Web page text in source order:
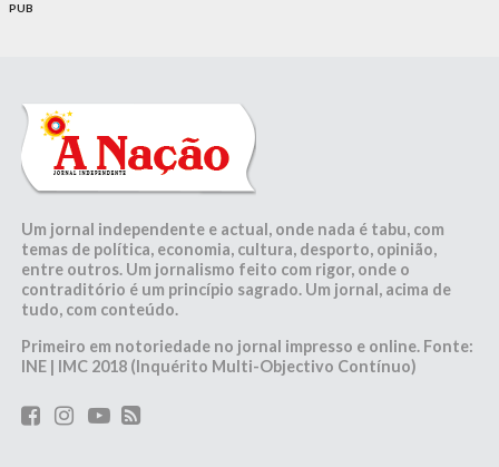
PUB
Um jornal independente e actual, onde nada é tabu, com
temas de política, economia, cultura, desporto, opinião,
entre outros. Um jornalismo feito com rigor, onde o
contraditório é um princípio sagrado. Um jornal, acima de
tudo, com conteúdo.
Primeiro em notoriedade no jornal impresso e online. Fonte:
INE | IMC 2018 (Inquérito Multi-Objectivo Contínuo)